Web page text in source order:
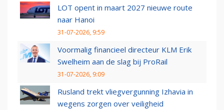
LOT opent in maart 2027 nieuwe route
naar Hanoi
31-07-2026, 9:59
Voormalig financieel directeur KLM Erik
Swelheim aan de slag bij ProRail
31-07-2026, 9:09
Rusland trekt vliegvergunning Izhavia in
wegens zorgen over veiligheid